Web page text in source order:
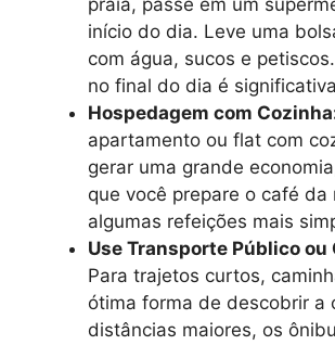
praia, passe em um
início do dia. Leve uma
com água, sucos e
no final do dia é
Hospedagem com
apartamento ou flat com
gerar uma grande
que você prepare o café da
algumas refeições mais
Use Transporte Público ou
Para trajetos curtos,
ótima forma de descobrir a
distâncias maiores, os